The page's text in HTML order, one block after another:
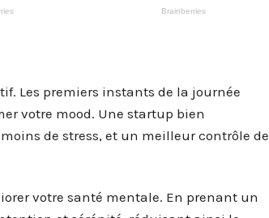
Les premiers instants de la journée
votre mood. Une startup bien
de stress, et un meilleur contrôle de
votre santé mentale. En prenant un